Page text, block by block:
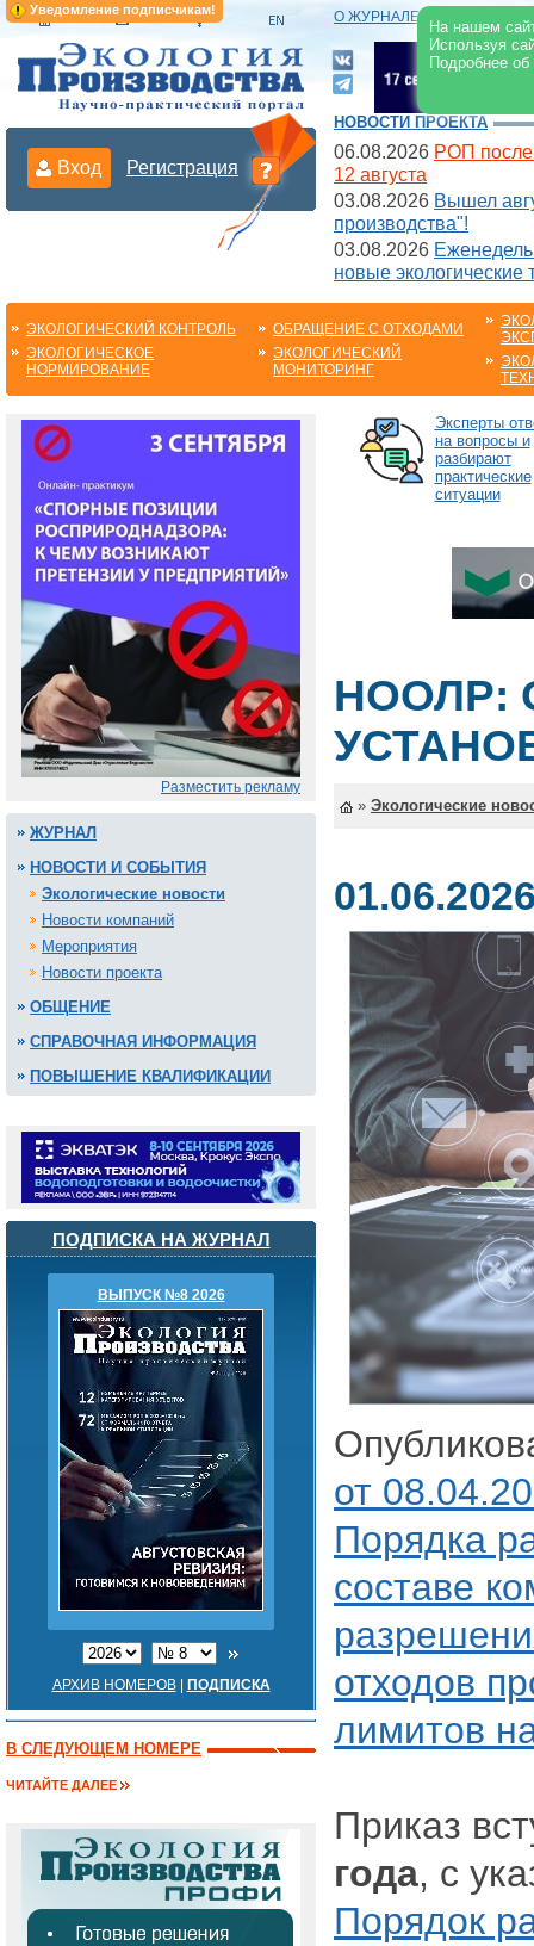
Уведомление подписчикам!
На нашем
Используя
Подробнее
О ЖУРНАЛЕ |
Вход Регистрация
НОВОСТИ ПРОЕКТА
06.08.2026 РОП после
12 августа
03.08.2026 Вышел
производства"!
03.08.2026
новые экологические
ЭКОЛОГИЧЕСКИЙ КОНТРОЛЬ
ЭКОЛОГИЧЕСКОЕ
НОРМИРОВАНИЕ
ОБРАЩЕНИЕ С ОТХОДАМИ
ЭКОЛОГИЧЕСКИЙ
МОНИТОРИНГ
Разместить рекламу
ЖУРНАЛ
НОВОСТИ И СОБЫТИЯ
Экологические новости
Новости компаний
Мероприятия
Новости проекта
ОБЩЕНИЕ
СПРАВОЧНАЯ ИНФОРМАЦИЯ
ПОВЫШЕНИЕ КВАЛИФИКАЦИИ
ПОДПИСКА НА ЖУРНАЛ
ВЫПУСК №8 2026
АРХИВ НОМЕРОВ| ПОДПИСКА
В СЛЕДУЮЩЕМ НОМЕРЕ
ЧИТАЙТЕ ДАЛЕЕ
Эксперты
на вопросы и
разбирают
практические
ситуации
НООЛР:
» Экологические
от
Порядка
составе
отходов
лимитов
Приказ
года, с
Порядок